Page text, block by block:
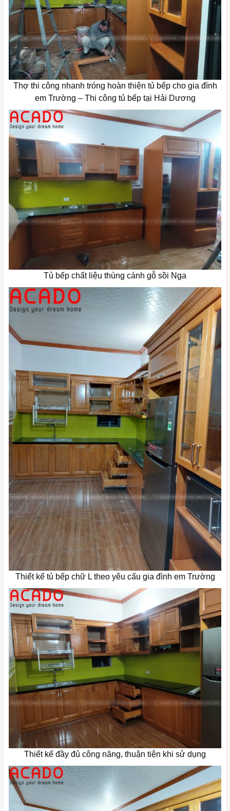
Thợ thi công nhanh tróng hoàn thiện tủ bếp cho gia đình
em Trường – Thi công tủ bếp tại Hải Dương
Tủ bếp chất liệu thùng cánh gỗ sồi Nga
Thiết kế tủ bếp chữ L theo yêu cấu gia đình em Trường
Thiết kế đầy đủ công năng, thuận tiện khi sử dụng